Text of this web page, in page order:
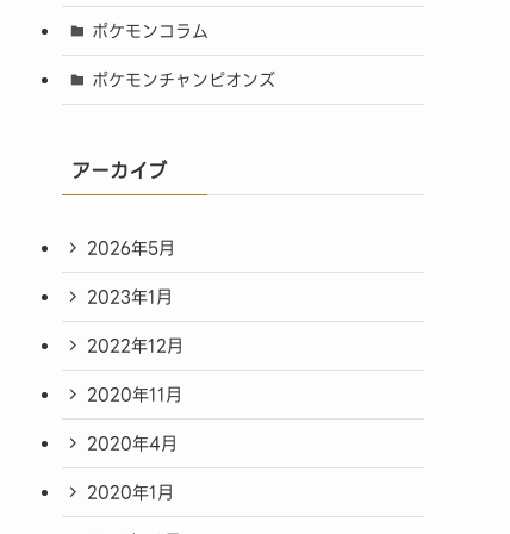
ポケモンコラム
ポケモンチャンピオンズ
アーカイブ
2026年5月
2023年1月
2022年12月
2020年11月
2020年4月
2020年1月